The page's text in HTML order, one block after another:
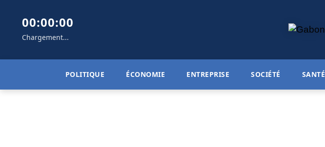
00:00:00
Chargement...
POLITIQUE ÉCONOMIE ENTREPRISE SOCIÉTÉ SANTÉ